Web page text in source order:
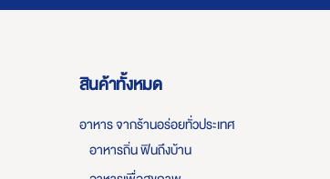
สินค้าทั้งหมด
อาหาร จากร้านอร่อยทั่วประเทศ
อาหารถิ่น ฟินถึงบ้าน